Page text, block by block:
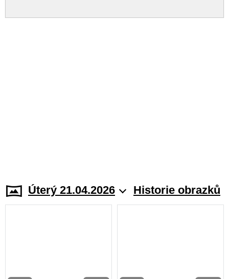
Úterý 21.04.2026 Historie obrazků